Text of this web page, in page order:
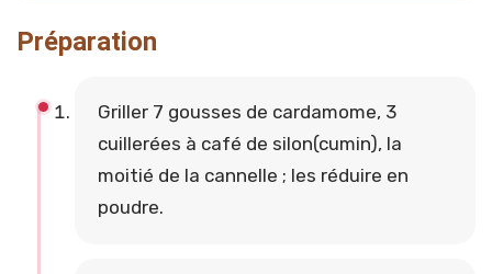
Préparation
Griller 7 gousses de cardamome, 3
cuillerées à café de silon(cumin), la
moitié de la cannelle ; les réduire en
poudre.